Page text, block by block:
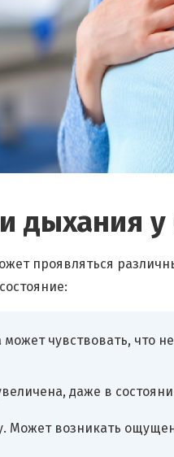
дыхания
проявляться
чувствовать, что
даже в
Может возникать